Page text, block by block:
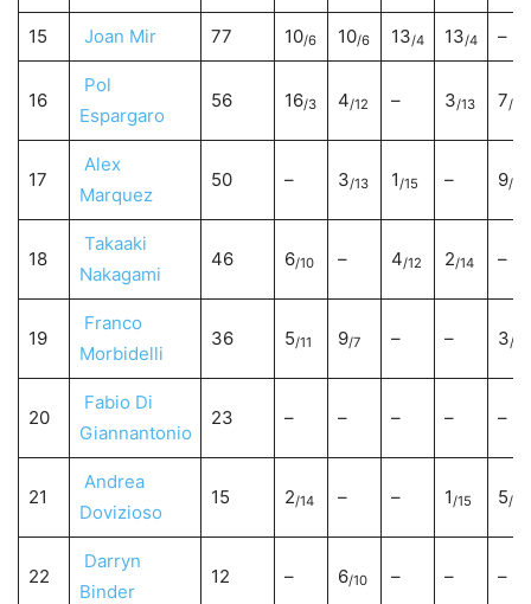
15 Joan Mir 77 10/6 10/6 13/4 13/4 –
16
Pol
Espargaro
56 16/3 4/12 – 3/13 7/9
17
Alex
Marquez
50 – 3/13 1/15 – 9/7
18
Takaaki
Nakagami
46 6/10 – 4/12 2/14 –
19
Franco
Morbidelli
36 5/11 9/7 – – 3/13
20
Fabio Di
Giannantonio
23 – – – – –
21
Andrea
Dovizioso
15 2/14 – – 1/15 5/11
22
Darryn
Binder
12 – 6/10 – – –